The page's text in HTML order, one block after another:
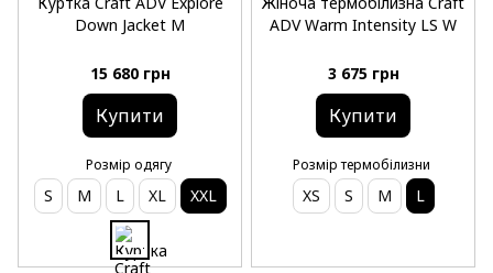
Down Jacket M
15 680 грн
Купити
Розмір одягу
S M L XL XXL
ADV Warm Intensity LS W
3 675 грн
Купити
Розмір термобілизни
XS S M L